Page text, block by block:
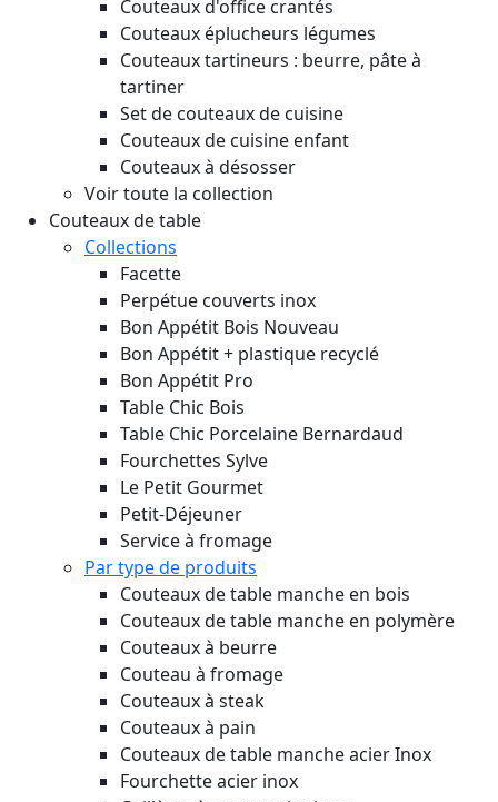
Couteaux d'office crantés
Couteaux éplucheurs légumes
Couteaux tartineurs : beurre, pâte à
tartiner
Set de couteaux de cuisine
Couteaux de cuisine enfant
Couteaux à désosser
Voir toute la collection
Couteaux de table
Collections
Facette
Perpétue couverts inox
Bon Appétit Bois Nouveau
Bon Appétit + plastique recyclé
Bon Appétit Pro
Table Chic Bois
Table Chic Porcelaine Bernardaud
Fourchettes Sylve
Le Petit Gourmet
Petit-Déjeuner
Service à fromage
Par type de produits
Couteaux de table manche en bois
Couteaux de table manche en polymère
Couteaux à beurre
Couteau à fromage
Couteaux à steak
Couteaux à pain
Couteaux de table manche acier Inox
Fourchette acier inox